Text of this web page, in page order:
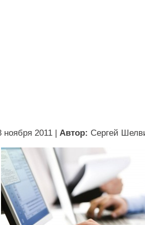
ноября 2011 | Автор: Сергей